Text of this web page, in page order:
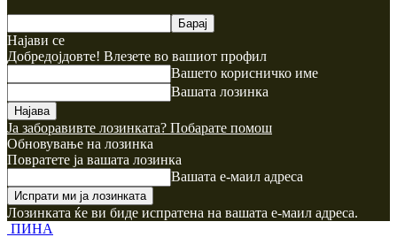
Најави се
Добредојдовте! Влезете во вашиот профил
Вашето корисничко име
Вашата лозинка
Ја заборавивте лозинката? Побарате помош
Обновување на лозинка
Повратете ја вашата лозинка
Вашата е-маил адреса
Лозинката ќе ви биде испратена на вашата е-маил адреса.
ПИНА